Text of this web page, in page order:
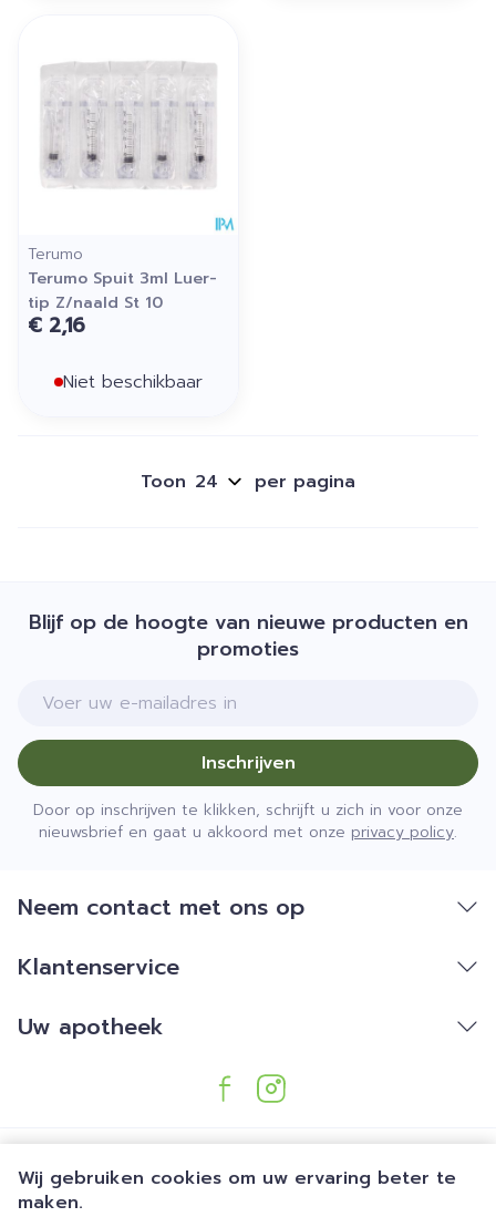
Wij gebruiken cookies om uw ervaring beter te
maken.
Terumo
Terumo Spuit 3ml Luer-
tip Z/naald St 10
€ 2,16
Niet beschikbaar
Toon per pagina
Blijf op de hoogte van nieuwe producten en
promoties
E-mail adres
Inschrijven
Door op inschrijven te klikken, schrijft u zich in voor onze
nieuwsbrief en gaat u akkoord met onze privacy policy.
Neem contact met ons op
Klantenservice
Uw apotheek